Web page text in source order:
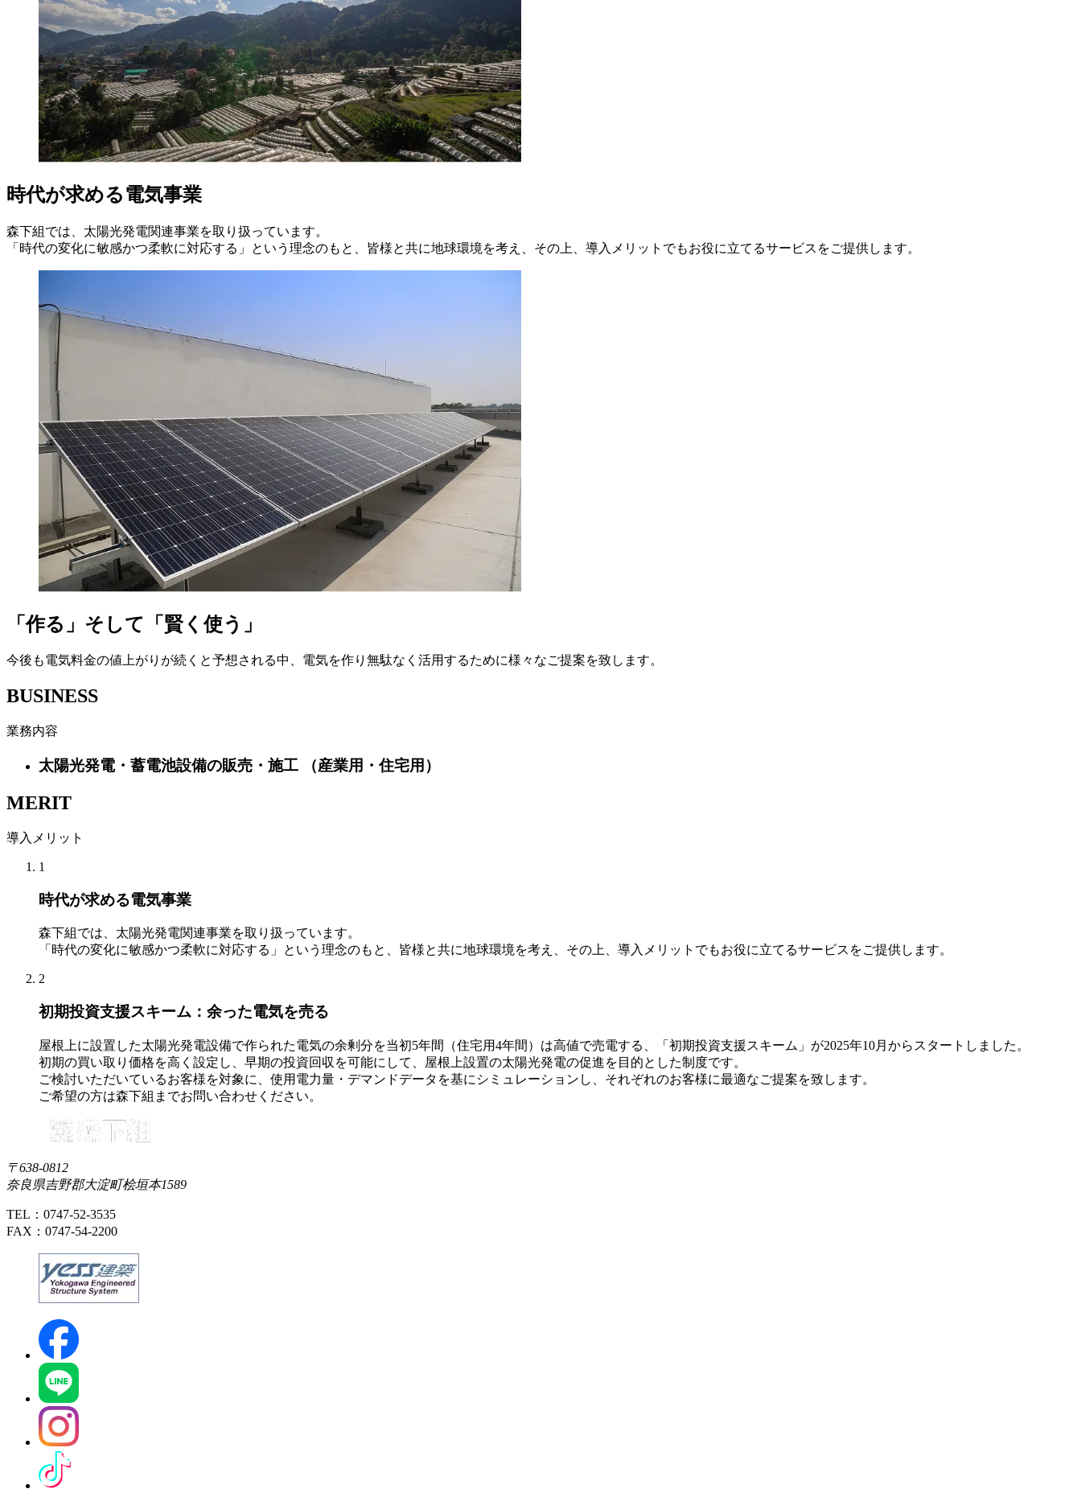
時代が求める電気事業
森下組では、太陽光発電関連事業を取り扱っています。
「時代の変化に敏感かつ柔軟に対応する」という理念のもと、皆様と共に地球環境を考え、その上、導入メリットでもお役に立てるサービスをご提供します。
「作る」そして「賢く使う」
今後も電気料金の値上がりが続くと予想される中、電気を作り無駄なく活用するために様々なご提案を致します。
BUSINESS
業務内容
太陽光発電・蓄電池設備の販売・施工 （産業用・住宅用）
MERIT
導入メリット
1
時代が求める電気事業
森下組では、太陽光発電関連事業を取り扱っています。
「時代の変化に敏感かつ柔軟に対応する」という理念のもと、皆様と共に地球環境を考え、その上、導入メリットでもお役に立てるサービスをご提供します。
2
初期投資支援スキーム：余った電気を売る
屋根上に設置した太陽光発電設備で作られた電気の余剰分を当初5年間（住宅用4年間）は高値で売電する、「初期投資支援スキーム」が2025年10月からスタートしました。
初期の買い取り価格を高く設定し、早期の投資回収を可能にして、屋根上設置の太陽光発電の促進を目的とした制度です。
ご検討いただいているお客様を対象に、使用電力量・デマンドデータを基にシミュレーションし、それぞれのお客様に最適なご提案を致します。
ご希望の方は森下組までお問い合わせください。
〒638-0812
奈良県吉野郡大淀町桧垣本1589
TEL：0747-52-3535
FAX：0747-54-2200